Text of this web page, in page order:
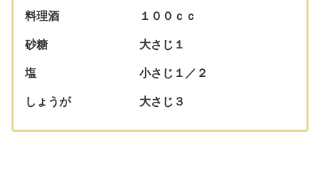
料理酒 １００ｃｃ
砂糖 大さじ１
塩 小さじ１／２
しょうが 大さじ３